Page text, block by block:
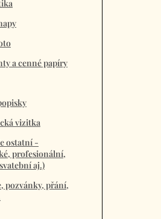
a cenné papíry
vizitka
ostatní -
profesionální,
aj.)
pozvánky, přání,